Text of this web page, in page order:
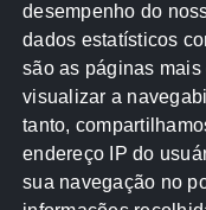
CREA-MT
MPF Notícias
Receita Federal
TCE-MT TCU
desempenho do
dados estatísticos
são as páginas
visualizar a
tanto,
endereço IP do
sua navegação no